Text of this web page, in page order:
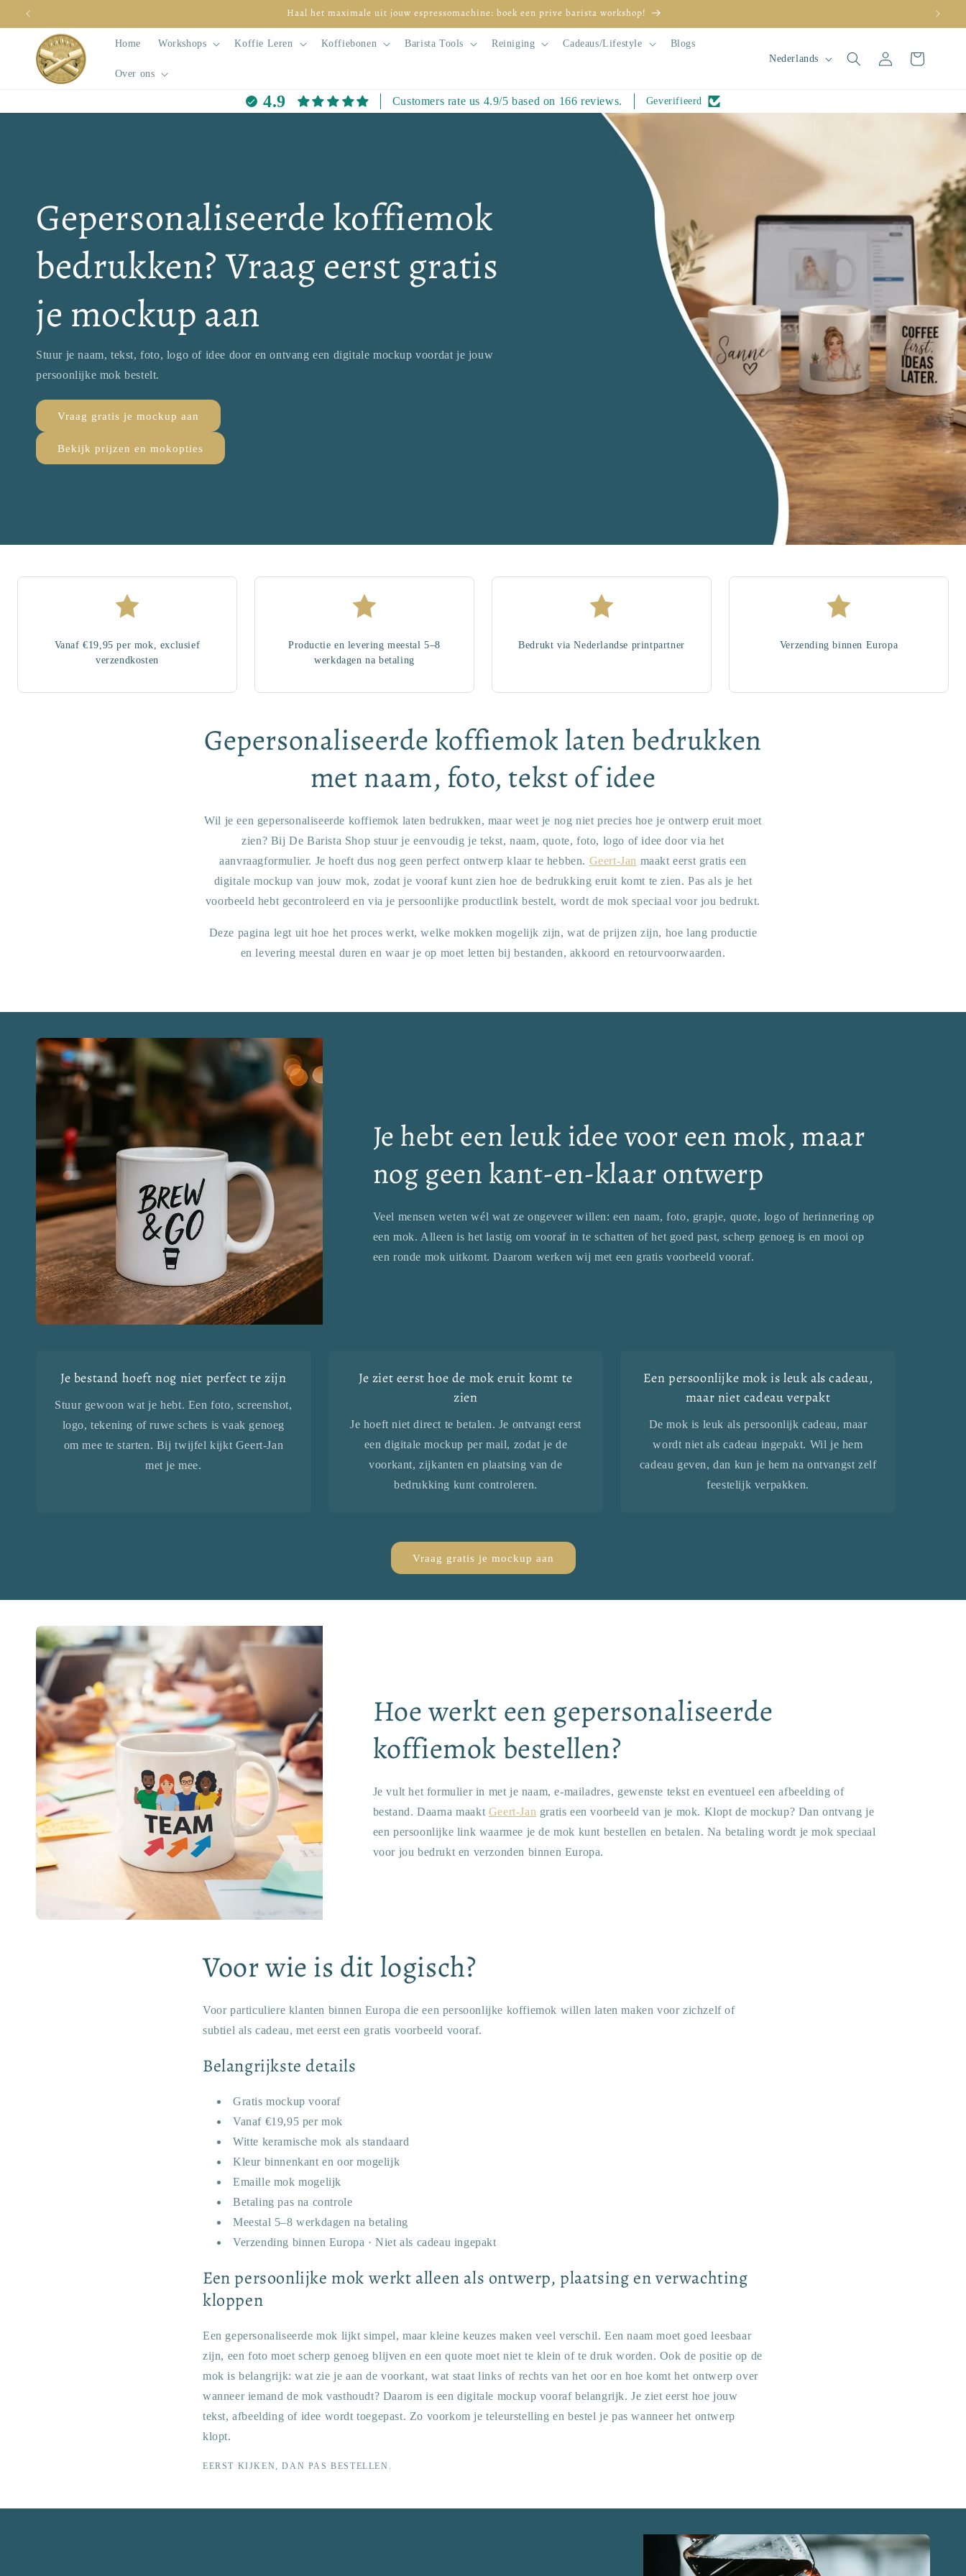
naar de
content
Haal het maximale uit jouw espressomachine: boek een prive barista workshop!
Home Workshops Koffie Leren Koffiebonen Barista Tools Reiniging Cadeaus/Lifestyle Blogs
Over ons
TNederlands InloggenWinkelwagen
4.9 Customers rate us 4.9/5 based on 166 reviews. Geverifieerd
Gepersonaliseerde koffiemok
bedrukken? Vraag eerst gratis
je mockup aan
Stuur je naam, tekst, foto, logo of idee door en ontvang een digitale mockup voordat je jouw
persoonlijke mok bestelt.
Vraag gratis je mockup aan
Bekijk prijzen en mokopties
Vanaf €19,95 per mok, exclusief
verzendkosten
Productie en levering meestal 5–8
werkdagen na betaling
Bedrukt via Nederlandse printpartner Verzending binnen Europa
Gepersonaliseerde koffiemok laten bedrukken
met naam, foto, tekst of idee
Wil je een gepersonaliseerde koffiemok laten bedrukken, maar weet je nog niet precies hoe je ontwerp eruit moet
zien? Bij De Barista Shop stuur je eenvoudig je tekst, naam, quote, foto, logo of idee door via het
aanvraagformulier. Je hoeft dus nog geen perfect ontwerp klaar te hebben. Geert-Jan maakt eerst gratis een
digitale mockup van jouw mok, zodat je vooraf kunt zien hoe de bedrukking eruit komt te zien. Pas als je het
voorbeeld hebt gecontroleerd en via je persoonlijke productlink bestelt, wordt de mok speciaal voor jou bedrukt.
Deze pagina legt uit hoe het proces werkt, welke mokken mogelijk zijn, wat de prijzen zijn, hoe lang productie
en levering meestal duren en waar je op moet letten bij bestanden, akkoord en retourvoorwaarden.
Je hebt een leuk idee voor een mok, maar
nog geen kant-en-klaar ontwerp
Veel mensen weten wél wat ze ongeveer willen: een naam, foto, grapje, quote, logo of herinnering op
een mok. Alleen is het lastig om vooraf in te schatten of het goed past, scherp genoeg is en mooi op
een ronde mok uitkomt. Daarom werken wij met een gratis voorbeeld vooraf.
Je bestand hoeft nog niet perfect te zijn
Stuur gewoon wat je hebt. Een foto, screenshot,
logo, tekening of ruwe schets is vaak genoeg
om mee te starten. Bij twijfel kijkt Geert-Jan
met je mee.
Je ziet eerst hoe de mok eruit komt te
zien
Je hoeft niet direct te betalen. Je ontvangt eerst
een digitale mockup per mail, zodat je de
voorkant, zijkanten en plaatsing van de
bedrukking kunt controleren.
Een persoonlijke mok is leuk als cadeau,
maar niet cadeau verpakt
De mok is leuk als persoonlijk cadeau, maar
wordt niet als cadeau ingepakt. Wil je hem
cadeau geven, dan kun je hem na ontvangst zelf
feestelijk verpakken.
Vraag gratis je mockup aan
Hoe werkt een gepersonaliseerde
koffiemok bestellen?
Je vult het formulier in met je naam, e-mailadres, gewenste tekst en eventueel een afbeelding of
bestand. Daarna maakt Geert-Jan gratis een voorbeeld van je mok. Klopt de mockup? Dan ontvang je
een persoonlijke link waarmee je de mok kunt bestellen en betalen. Na betaling wordt je mok speciaal
voor jou bedrukt en verzonden binnen Europa.
Voor wie is dit logisch?
Voor particuliere klanten binnen Europa die een persoonlijke koffiemok willen laten maken voor zichzelf of
subtiel als cadeau, met eerst een gratis voorbeeld vooraf.
Belangrijkste details
Gratis mockup vooraf
Vanaf €19,95 per mok
Witte keramische mok als standaard
Kleur binnenkant en oor mogelijk
Emaille mok mogelijk
Betaling pas na controle
Meestal 5–8 werkdagen na betaling
Verzending binnen Europa · Niet als cadeau ingepakt
Een persoonlijke mok werkt alleen als ontwerp, plaatsing en verwachting
kloppen
Een gepersonaliseerde mok lijkt simpel, maar kleine keuzes maken veel verschil. Een naam moet goed leesbaar
zijn, een foto moet scherp genoeg blijven en een quote moet niet te klein of te druk worden. Ook de positie op de
mok is belangrijk: wat zie je aan de voorkant, wat staat links of rechts van het oor en hoe komt het ontwerp over
wanneer iemand de mok vasthoudt? Daarom is een digitale mockup vooraf belangrijk. Je ziet eerst hoe jouw
tekst, afbeelding of idee wordt toegepast. Zo voorkom je teleurstelling en bestel je pas wanneer het ontwerp
klopt.
EERST KIJKEN, DAN PAS BESTELLEN.